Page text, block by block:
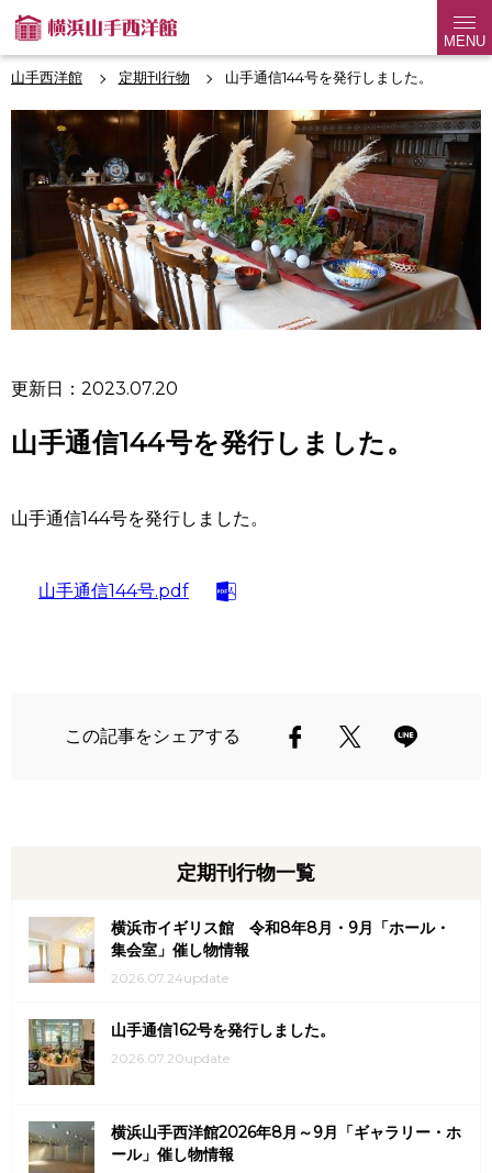
MENU
山手西洋館 定期刊行物 山手通信144号を発行しました。
更新日：2023.07.20
山手通信144号を発行しました。
山手通信144号を発行しました。
山手通信144号.pdf
この記事をシェアする
定期刊行物一覧
横浜市イギリス館 令和8年8月・9月「ホール・
集会室」催し物情報
2026.07.24update
山手通信162号を発行しました。
2026.07.20update
横浜山手西洋館2026年8月～9月「ギャラリー・ホ
ール」催し物情報